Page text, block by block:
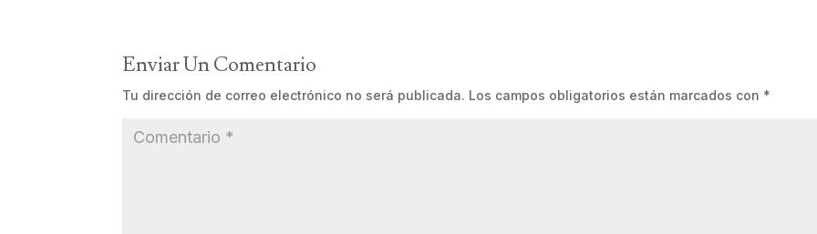
Enviar Un Comentario
Tu dirección de correo electrónico no será publicada. Los campos obligatorios están marcados con *